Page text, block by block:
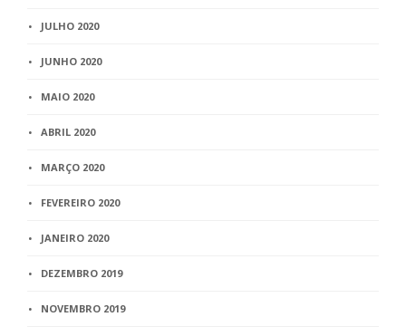
JULHO 2020
JUNHO 2020
MAIO 2020
ABRIL 2020
MARÇO 2020
FEVEREIRO 2020
JANEIRO 2020
DEZEMBRO 2019
NOVEMBRO 2019